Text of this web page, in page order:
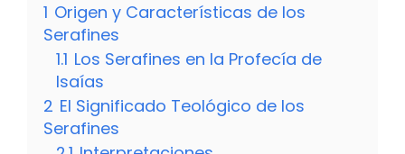
1 Origen y Características de los
Serafines
1.1 Los Serafines en la Profecía de
Isaías
2 El Significado Teológico de los
Serafines